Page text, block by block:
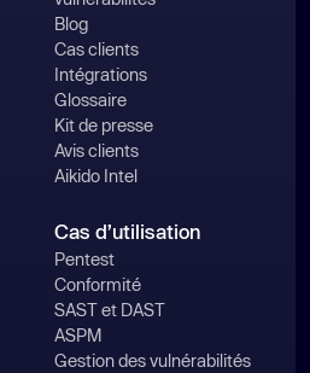
Blog
Cas clients
Intégrations
Glossaire
Kit de presse
Avis clients
Aikido Intel
Cas d’utilisation
Pentest
Conformité
SAST et DAST
ASPM
Gestion des vulnérabilités